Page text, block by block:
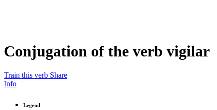
Conjugation of the verb vigilar
Train this verb Share
Info
Legend